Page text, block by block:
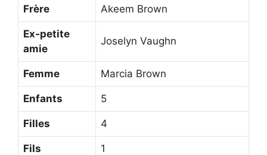
Frère Akeem Brown
Ex-petite
amie
Joselyn Vaughn
Femme Marcia Brown
Enfants 5
Filles 4
Fils 1